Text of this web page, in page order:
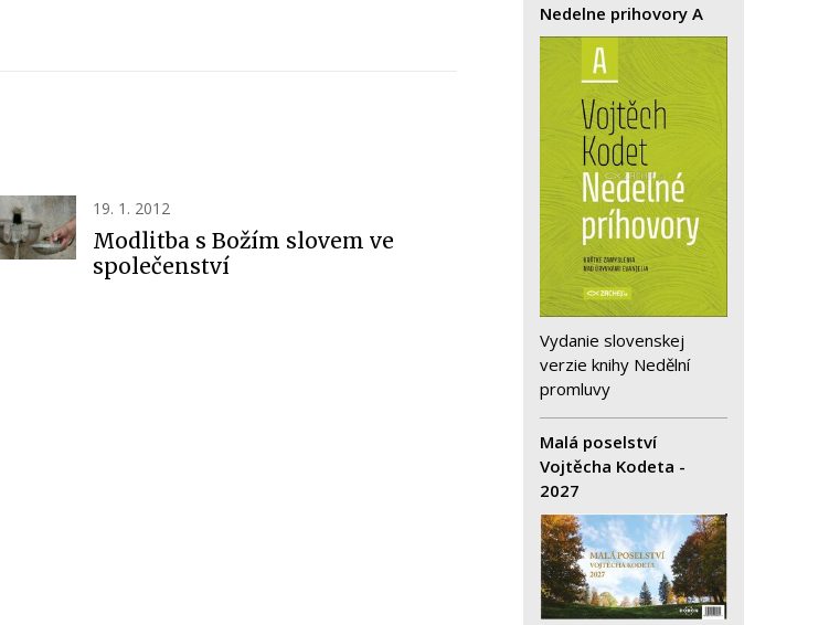
19. 1. 2012
Modlitba s Božím slovem ve
společenství
Nedelne prihovory A
Vydanie slovenskej
verzie knihy Nedělní
promluvy
Malá poselství
Vojtěcha Kodeta -
2027